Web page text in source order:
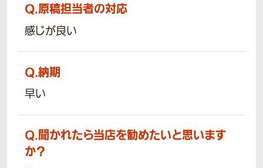
Q.原稿担当者の対応
感じが良い
Q.納期
早い
Q.聞かれたら当店を勧めたいと思います
か？